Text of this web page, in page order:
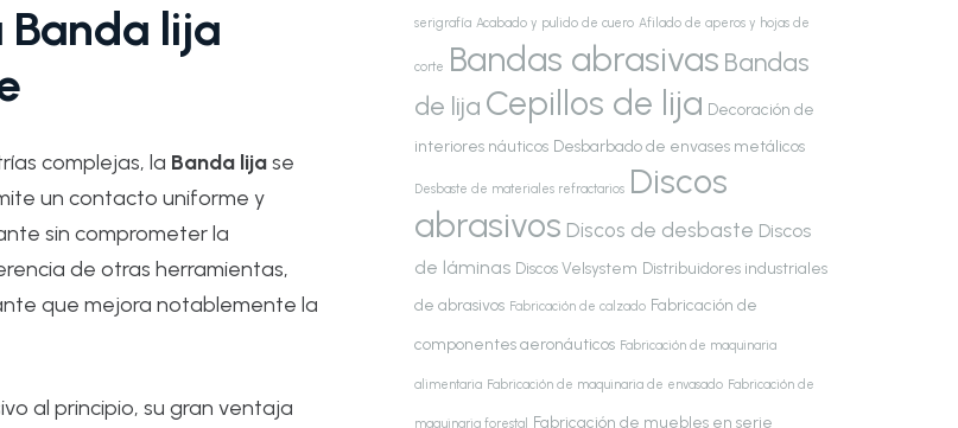
Banda lija
complejas, la Banda lijase
un contacto uniforme y
sin comprometer la
de otras herramientas,
que mejora notablemente la
al principio, su gran ventaja
serigrafía Acabado y pulido de cuero Afilado de aperos y hojas de
corte Bandas abrasivas Bandas
de lija Cepillos de lija Decoración de
interiores náuticos Desbarbado de envases metálicos
Desbaste de materiales refractarios Discos
abrasivos Discos de desbaste Discos
de láminas Discos Velsystem Distribuidores industriales
de abrasivos Fabricación de calzado Fabricación de
componentes aeronáuticos Fabricación de maquinaria
alimentaria Fabricación de maquinaria de envasado Fabricación de
maquinaria forestal Fabricación de muebles en serie